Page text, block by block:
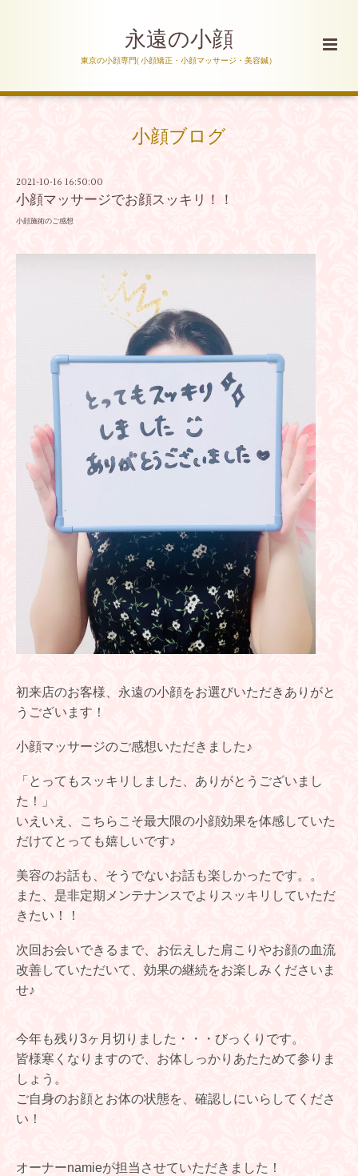
永遠の小顔
東京の小顔専門( 小顔矯正・小顔マッサージ・美容鍼）
小顔ブログ
2021-10-16 16:50:00
小顔マッサージでお顔スッキリ！！
小顔施術のご感想
初来店のお客様、永遠の小顔をお選びいただきありがと
うございます！
小顔マッサージのご感想いただきました♪
「とってもスッキリしました、ありがとうございまし
た！」
いえいえ、こちらこそ最大限の小顔効果を体感していた
だけてとっても嬉しいです♪
美容のお話も、そうでないお話も楽しかったです。。
また、是非定期メンテナンスでよりスッキリしていただ
きたい！！
次回お会いできるまで、お伝えした肩こりやお顔の血流
改善していただいて、効果の継続をお楽しみくださいま
せ♪
今年も残り3ヶ月切りました・・・びっくりです。
皆様寒くなりますので、お体しっかりあたためて参りま
しょう。
ご自身のお顔とお体の状態を、確認しにいらしてくださ
い！
オーナーnamieが担当させていただきました！